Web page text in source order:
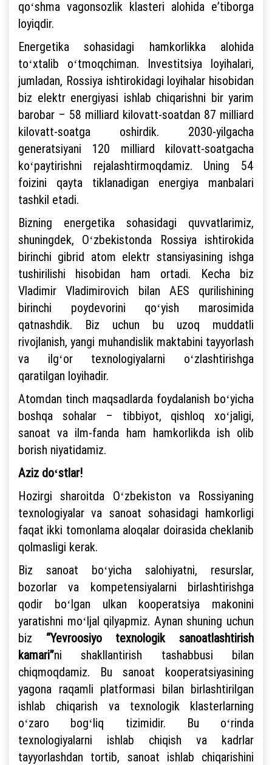
qoʻshma vagonsozlik klasteri alohida eʼtiborga
loyiqdir.
Energetika sohasidagi hamkorlikka alohida
toʻxtalib oʻtmoqchiman. Investitsiya loyihalari,
jumladan, Rossiya ishtirokidagi loyihalar hisobidan
biz elektr energiyasi ishlab chiqarishni bir yarim
barobar – 58 milliard kilovatt-soatdan 87 milliard
kilovatt-soatga oshirdik. 2030-yilgacha
generatsiyani 120 milliard kilovatt-soatgacha
koʻpaytirishni rejalashtirmoqdamiz. Uning 54
foizini qayta tiklanadigan energiya manbalari
tashkil etadi.
Bizning energetika sohasidagi quvvatlarimiz,
shuningdek, Oʻzbekistonda Rossiya ishtirokida
birinchi gibrid atom elektr stansiyasining ishga
tushirilishi hisobidan ham ortadi. Kecha biz
Vladimir Vladimirovich bilan AES qurilishining
birinchi poydevorini qoʻyish marosimida
qatnashdik. Biz uchun bu uzoq muddatli
rivojlanish, yangi muhandislik maktabini tayyorlash
va ilgʻor texnologiyalarni oʻzlashtirishga
qaratilgan loyihadir.
Atomdan tinch maqsadlarda foydalanish boʻyicha
boshqa sohalar – tibbiyot, qishloq xoʻjaligi,
sanoat va ilm-fanda ham hamkorlikda ish olib
borish niyatidamiz.
Aziz doʻstlar!
Hozirgi sharoitda Oʻzbekiston va Rossiyaning
texnologiyalar va sanoat sohasidagi hamkorligi
faqat ikki tomonlama aloqalar doirasida cheklanib
qolmasligi kerak.
Biz sanoat boʻyicha salohiyatni, resurslar,
bozorlar va kompetensiyalarni birlashtirishga
qodir boʻlgan ulkan kooperatsiya makonini
yaratishni moʻljal qilyapmiz. Aynan shuning uchun
biz “Yevroosiyo texnologik sanoatlashtirish
kamari”ni shakllantirish tashabbusi bilan
chiqmoqdamiz. Bu sanoat kooperatsiyasining
yagona raqamli platformasi bilan birlashtirilgan
ishlab chiqarish va texnologik klasterlarning
oʻzaro bogʻliq tizimidir. Bu oʻrinda
texnologiyalarni ishlab chiqish va kadrlar
tayyorlashdan tortib, sanoat ishlab chiqarishini